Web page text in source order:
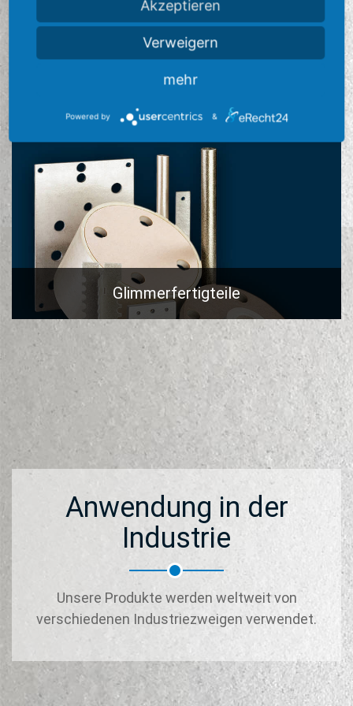
Glimmerfertigteile
Glimmerfertigteile
Anwendung in der
Industrie
Unsere Produkte werden weltweit von
verschiedenen Industriezweigen verwendet.
Akzeptieren
Verweigern
mehr
Powered by &